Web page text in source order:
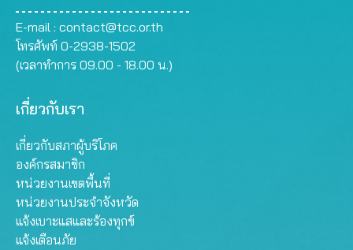
E-mail : contact@tcc.or.th
โทรศัพท์ 0-2938-1502
(เวลาทำการ 09.00 - 18.00 น.)
เกี่ยวกับเรา
เกี่ยวกับสภาผู้บริโภค
องค์กรสมาชิก
หน่วยงานเขตพื้นที่
หน่วยงานประจำจังหวัด
แจ้งเบาะแสและร้องทุกข์
แจ้งเตือนภัย